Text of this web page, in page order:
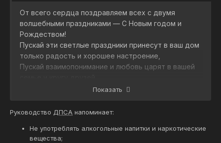
От всего сердца поздравляем всех с двумя
волшебными праздниками — С Новым годом и
Рождеством!
Пускай эти светлые праздники принесут в ваш дом
только радость и хорошее настроение,
Пускай взаимопонимание и любовь царят в вашей
Пускай улыбка не сходит с вашего лица весь этот
Показать
Руководство ДПСА напоминает:
Не употреблять алкогольные напитки и наркотические
вещества;